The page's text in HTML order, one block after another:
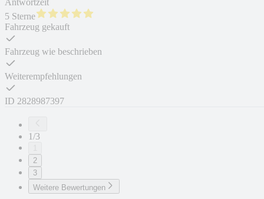
Antwortzeit
5 Sterne
Fahrzeug gekauft
Fahrzeug wie beschrieben
Weiterempfehlungen
ID 2828987397
1/3
2
3
Weitere Bewertungen